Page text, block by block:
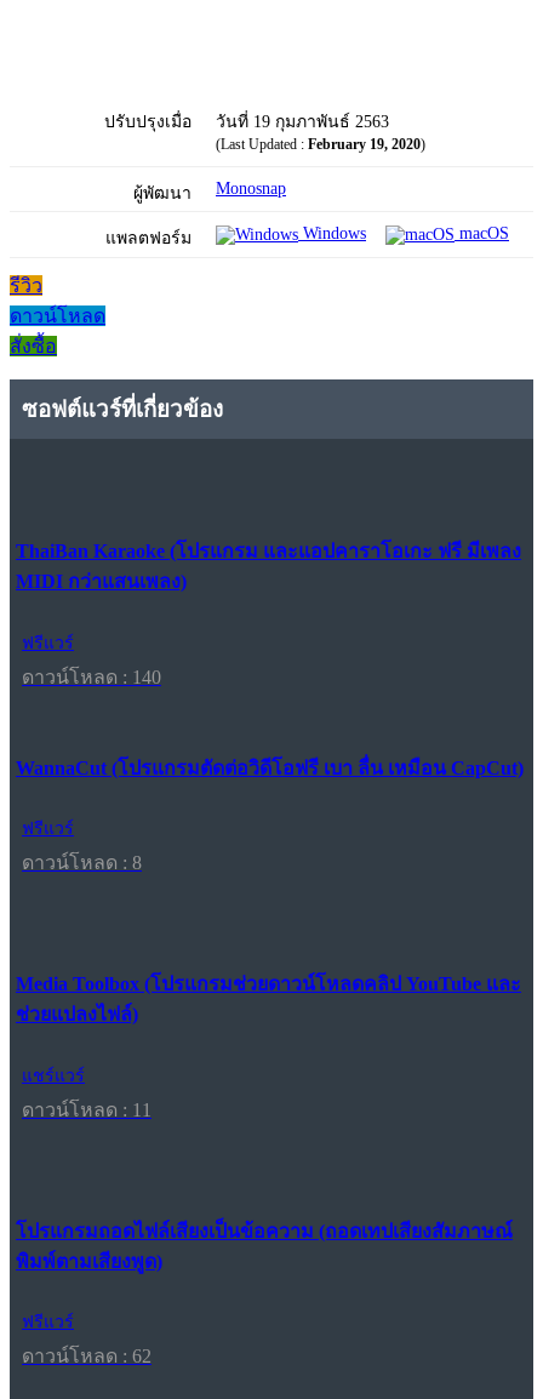
ปรับปรุงเมื่อ วันที่ 19 กุมภาพันธ์ 2563
(Last Updated : February 19, 2020)
ผู้พัฒนา Monosnap
แพลตฟอร์ม Windows macOS
รีวิว
ดาวน์โหลด
สั่งซื้อ
ซอฟต์แวร์ที่เกี่ยวข้อง
ThaiBan Karaoke (โปรแกรม และแอปคาราโอเกะ ฟรี มีเพลง
MIDI กว่าแสนเพลง)
ฟรีแวร์
ดาวน์โหลด : 140
WannaCut (โปรแกรมตัดต่อวิดีโอฟรี เบา ลื่น เหมือน CapCut)
ฟรีแวร์
ดาวน์โหลด : 8
Media Toolbox (โปรแกรมช่วยดาวน์โหลดคลิป YouTube และ
ช่วยแปลงไฟล์)
แชร์แวร์
ดาวน์โหลด : 11
โปรแกรมถอดไฟล์เสียงเป็นข้อความ (ถอดเทปเสียงสัมภาษณ์
พิมพ์ตามเสียงพูด)
ฟรีแวร์
ดาวน์โหลด : 62